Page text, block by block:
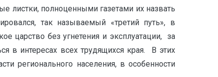
листки, полноценными газетами их назвать
так называемый «третий путь», в
царство без угнетения и эксплуатации, за
в интересах всех трудящихся края. В этих
регионального населения, в особенности